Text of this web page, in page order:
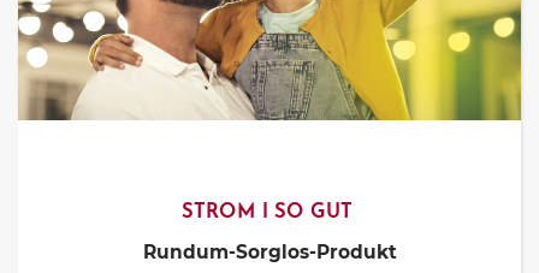
STROM I SO GUT
Rundum-Sorglos-Produkt